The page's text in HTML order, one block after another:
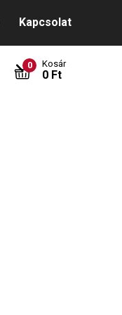
Kapcsolat
0 Kosár
0 Ft